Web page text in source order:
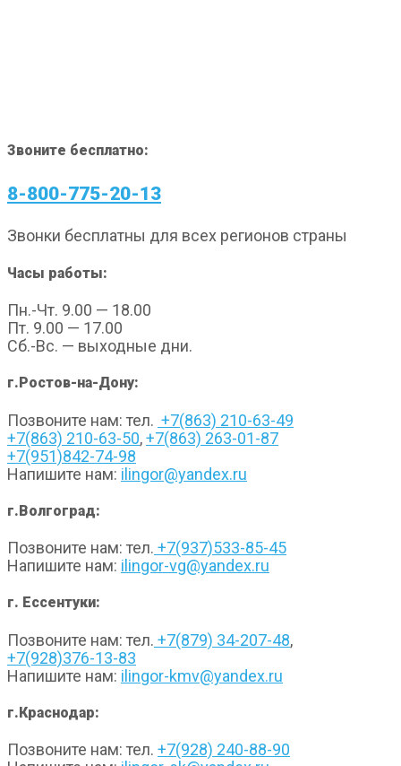
Звоните бесплатно:
8-800-775-20-13
Звонки бесплатны для всех регионов страны
Часы работы:
Пн.-Чт. 9.00 — 18.00
Пт. 9.00 — 17.00
Сб.-Вс. — выходные дни.
г.Ростов-на-Дону:
Позвоните нам: тел. +7(863) 210-63-49
+7(863) 210-63-50,+7(863) 263-01-87
+7(951)842-74-98
Напишите нам: ilingor@yandex.ru
г.Волгоград:
Позвоните нам: тел. +7(937)533-85-45
Напишите нам: ilingor-vg@yandex.ru
г. Ессентуки:
Позвоните нам: тел. +7(879) 34-207-48,
+7(928)376-13-83
Напишите нам: ilingor-kmv@yandex.ru
г.Краснодар:
Позвоните нам: тел. +7(928) 240-88-90